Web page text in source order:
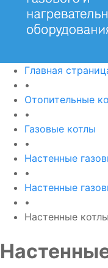
Главная
•
Отопительные
•
Газовые котлы
•
Настенные
•
Настенные
•
Настенные